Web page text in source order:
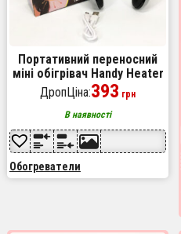
Портативний переносний
міні обігрівач Handy Heater
ДропЦіна:393 грн
В наявності
Обогреватели